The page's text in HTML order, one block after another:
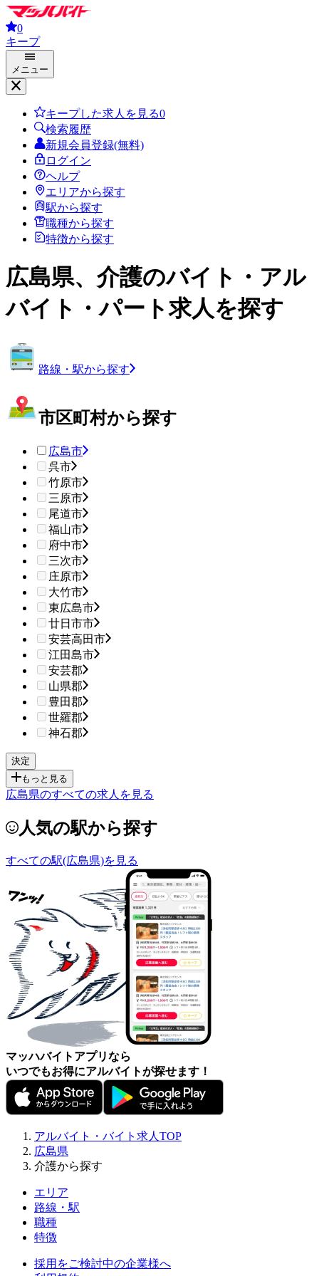
0
キープ
メニュー
キープした求人を見る0
検索履歴
新規会員登録(無料)
ログイン
ヘルプ
エリアから探す
駅から探す
職種から探す
特徴から探す
広島県、介護のバイト・アル
バイト・パート求人を探す
路線・駅から探す
市区町村から探す
広島市
呉市
竹原市
三原市
尾道市
福山市
府中市
三次市
庄原市
大竹市
東広島市
廿日市市
安芸高田市
江田島市
安芸郡
山県郡
豊田郡
世羅郡
神石郡
もっと見る
広島県のすべての求人を見る
人気の駅から探す
すべての駅(広島県)を見る
マッハバイトアプリなら
いつでもお得にアルバイトが探せます！
アルバイト・バイト求人TOP
広島県
介護から探す
エリア
路線・駅
職種
特徴
採用をご検討中の企業様へ